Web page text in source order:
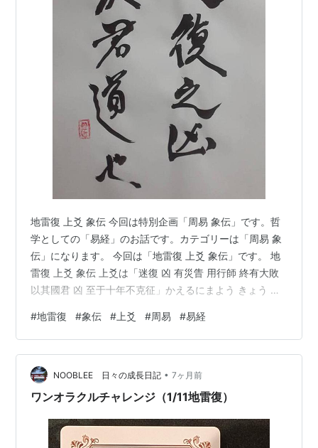
地雷復 上爻 象伝 今回は特別企画「周易 象伝」です。哲
学としての「易経」のお話です。カテゴリーは「周易 象
伝」になります。 今回は「地雷復 上爻 象伝」です。 地
雷復 上爻 象伝 上爻は「迷復 凶 有災眚 用行師 終有大敗
以其國君 凶 至于十年不克征」かえるにまよう きょう さ
んをもってするに きょう じゅうねんにいたるもせいする
あたわず。 象伝では「象曰 迷復之凶 反君道也」しょう
いわく かえるにまようのきょうとは きみのみちにそむけ
ばなり。 「地雷復 上爻」は「陰位に陰」で位正しいです
が、比せず、応ぜず、です。正しい道に復ることを迷…
#地雷復 #象伝 # 上爻 #周易 #易経
NOOBLEE 日々の成長日記 • 7ヶ月前
ワンオラクルチャレンジ（1/11地雷復）